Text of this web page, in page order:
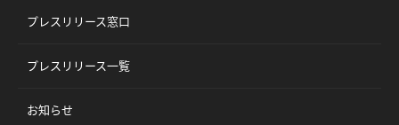
プレスリリース窓口
プレスリリース一覧
お知らせ